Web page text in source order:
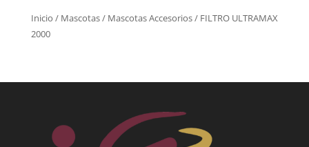
Inicio / Mascotas/ Mascotas Accesorios/ FILTRO ULTRAMAX
2000